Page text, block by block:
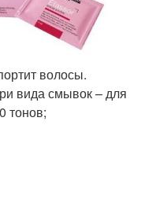
волосы.
вида смывок – для
тонов;